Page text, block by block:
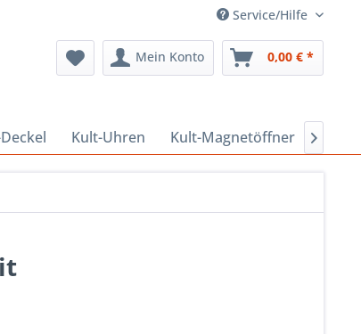
Service/Hilfe
Mein Konto 0,00 € *
Kult-Uhren Kult-Magnetöffner 